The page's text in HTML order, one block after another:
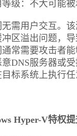
级：不大可能被
需用户交互。
区溢出问题，
常需要攻击者
意DNS服务器或
标系统上执行任
Hyper-V特权提